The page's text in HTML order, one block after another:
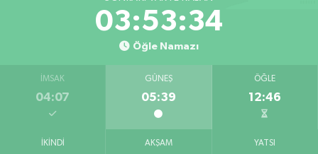
03:53:32
Öğle Namazı
İMSAK
04:07
GÜNEŞ
05:39
ÖĞLE
12:46
İKINDI AKŞAM YATSI